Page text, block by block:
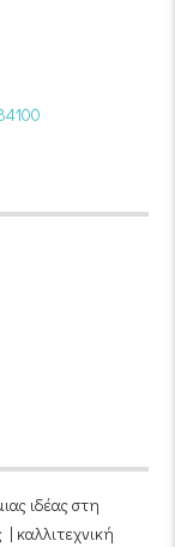
ιδέας στη
καλλιτεχνική